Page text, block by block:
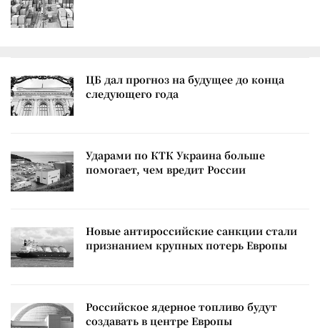
ЦБ дал прогноз на будущее до конца
следующего года
Ударами по КТК Украина больше
помогает, чем вредит России
Новые антироссийские санкции стали
признанием крупных потерь Европы
Российское ядерное топливо будут
создавать в центре Европы